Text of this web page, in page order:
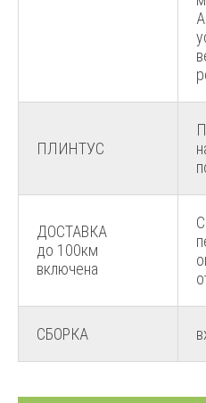
ПЛИНТУС
ДОСТАВКА
до 100км
включена
СБОРКА